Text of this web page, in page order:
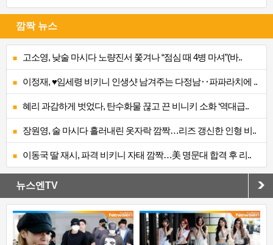
깜짝 뉴스
고소영, 낮술 마시다 노량진서 쫓겨나 “점심 때 4병 마셔”(바..
이정재, ♥임세령 비키니 인생샷 남겨주는 다정남‥파파라치에 ..
혜리 과감하게 벗었다, 탄수화물 끊고 끈 비니키 소화 ‘역대급..
장원영, 술 마시다 흘러내린 옷자락 깜짝…리즈 갱신한 인형 비..
이동국 딸 재시, 파격 비키니 자태 깜짝…美 명문대 합격 후 리..
뉴스엔TV